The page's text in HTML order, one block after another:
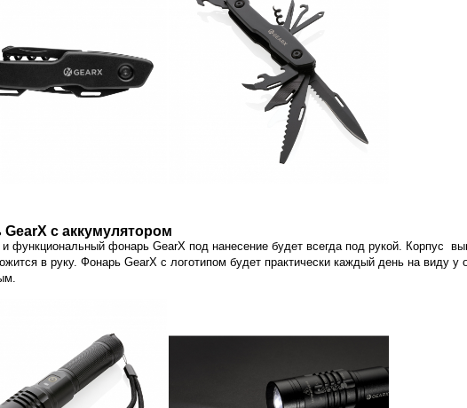
с аккумулятором
функциональный фонарь GearX под нанесение будет всегда под рукой. Корпус
в руку. Фонарь GearX с логотипом будет практически каждый день на виду